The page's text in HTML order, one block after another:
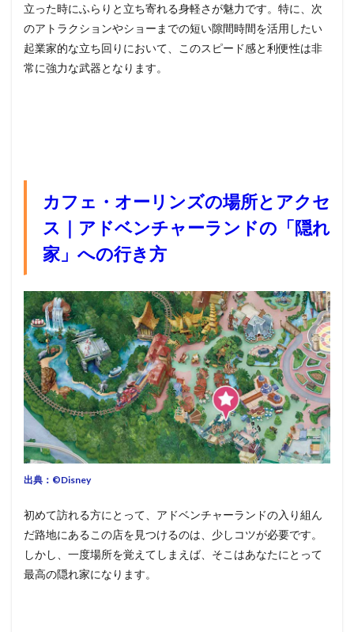
立った時にふらりと立ち寄れる身軽さが魅力です。特に、次
のアトラクションやショーまでの短い隙間時間を活用したい
起業家的な立ち回りにおいて、このスピード感と利便性は非
常に強力な武器となります。
カフェ・オーリンズの場所とアクセ
ス｜アドベンチャーランドの「隠れ
家」への行き方
出典：©︎Disney
初めて訪れる方にとって、アドベンチャーランドの入り組ん
だ路地にあるこの店を見つけるのは、少しコツが必要です。
しかし、一度場所を覚えてしまえば、そこはあなたにとって
最高の隠れ家になります。